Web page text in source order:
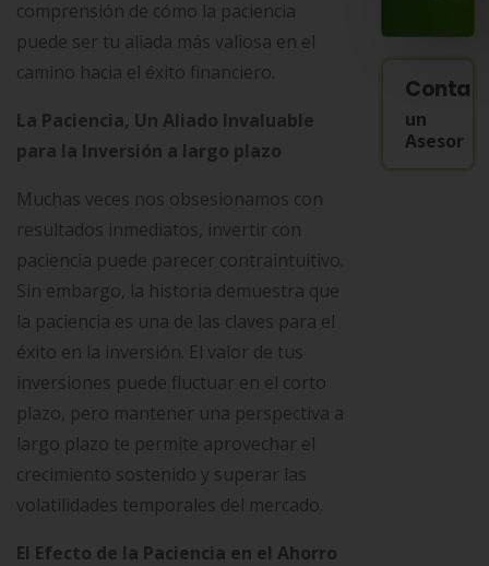
comprensión de cómo la paciencia
puede ser tu aliada más valiosa en el
camino hacia el éxito financiero.
La Paciencia, Un Aliado Invaluable
para la Inversión a largo plazo
Muchas veces nos obsesionamos con
resultados inmediatos, invertir con
paciencia puede parecer contraintuitivo.
Sin embargo, la historia demuestra que
la paciencia es una de las claves para el
éxito en la inversión. El valor de tus
inversiones puede fluctuar en el corto
plazo, pero mantener una perspectiva a
largo plazo te permite aprovechar el
crecimiento sostenido y superar las
volatilidades temporales del mercado.
El Efecto de la Paciencia en el Ahorro
un
Asesor